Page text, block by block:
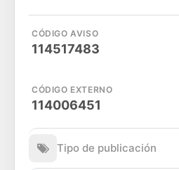
CÓDIGO AVISO
114517483
CÓDIGO EXTERNO
114006451
Tipo de publicación